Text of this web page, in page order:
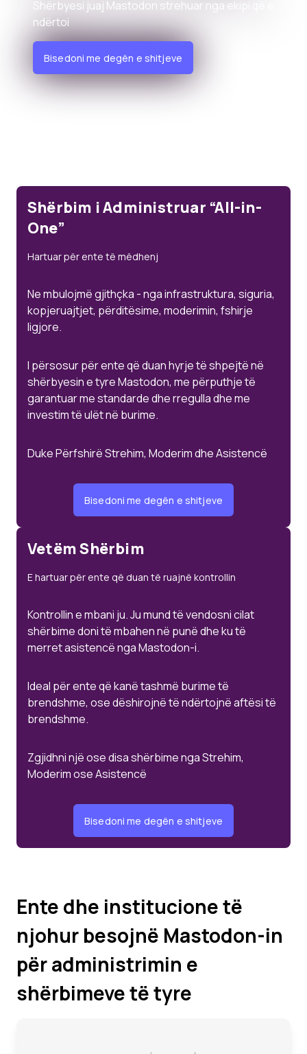
Shërbyesi juaj Mastodon strehuar nga ekipi që e
ndërtoi
Bisedoni me degën e shitjeve
Shërbim i Administruar “All-in-
One”
Hartuar për ente të mëdhenj
Ne mbulojmë gjithçka - nga infrastruktura, siguria,
kopjeruajtjet, përditësime, moderimin, fshirje
ligjore.
I përsosur për ente që duan hyrje të shpejtë në
shërbyesin e tyre Mastodon, me përputhje të
garantuar me standarde dhe rregulla dhe me
investim të ulët në burime.
Duke Përfshirë Strehim, Moderim dhe Asistencë
Bisedoni me degën e shitjeve
Vetëm Shërbim
E hartuar për ente që duan të ruajnë kontrollin
Kontrollin e mbani ju. Ju mund të vendosni cilat
shërbime doni të mbahen në punë dhe ku të
merret asistencë nga Mastodon-i.
Ideal për ente që kanë tashmë burime të
brendshme, ose dëshirojnë të ndërtojnë aftësi të
brendshme.
Zgjidhni një ose disa shërbime nga Strehim,
Moderim ose Asistencë
Bisedoni me degën e shitjeve
Ente dhe institucione të
njohur besojnë Mastodon-in
për administrimin e
shërbimeve të tyre